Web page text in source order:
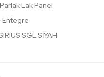
Lak Panel
Entegre
SGL SİYAH